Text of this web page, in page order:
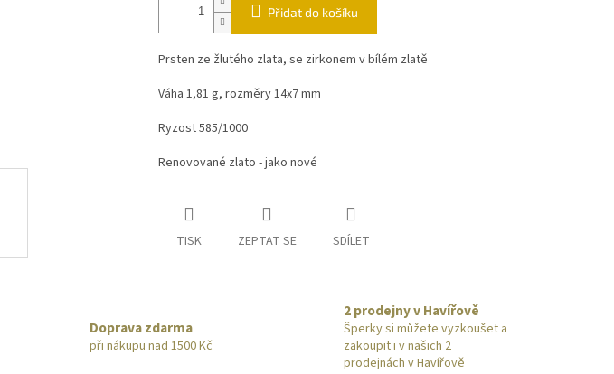
Přidat do košíku
Prsten ze žlutého zlata, se zirkonem v bílém zlatě
Váha 1,81 g, rozměry 14x7 mm
Ryzost 585/1000
Renovované zlato - jako nové
TISK ZEPTAT SE SDÍLET
Doprava zdarma
při nákupu nad 1500 Kč
2 prodejny v Havířově
Šperky si můžete vyzkoušet a
zakoupit i v našich 2
prodejnách v Havířově